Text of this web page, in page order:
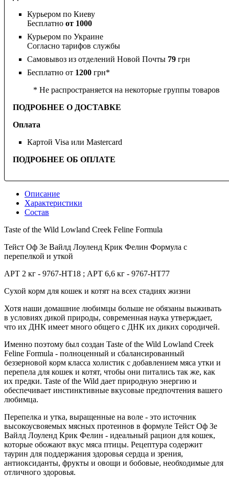
Курьером по Киеву
Бесплатно от 1000
Курьером по Украине
Согласно тарифов службы
Самовывоз из отделений Новой Почты 79 грн
Бесплатно от 1200 грн*
* Не распространяется на некоторые группы товаров
ПОДРОБНЕЕ О ДОСТАВКЕ
Оплата
Картой Visa или Mastercard
ПОДРОБНЕЕ ОБ ОПЛАТЕ
Описание
Характеристики
Состав
Taste of the Wild Lowland Creek Feline Formula
Тейст Оф Зе Вайлд Лоуленд Крик Фелин Формула с
перепелкой и уткой
АРТ 2 кг - 9767-HT18 ; АРТ 6,6 кг - 9767-HT77
Сухой корм для кошек и котят на всех стадиях жизни
Хотя наши домашние любимцы больше не обязаны выживать
в условиях дикой природы, современная наука утверждает,
что их ДНК имеет много общего с ДНК их диких сородичей.
Именно поэтому был создан Taste of the Wild Lowland Creek
Feline Formula - полноценный и сбалансированный
беззерновой корм класса холистик с добавлением мяса утки и
перепела для кошек и котят, чтобы они питались так же, как
их предки. Taste of the Wild дает природную энергию и
обеспечивает инстинктивные вкусовые предпочтения вашего
любимца.
Перепелка и утка, выращенные на воле - это источник
высокоусвояемых мясных протеинов в формуле Тейст Оф Зе
Вайлд Лоуленд Крик Фелин - идеальный рацион для кошек,
которые обожают вкус мяса птицы. Рецептура содержит
таурин для поддержания здоровья сердца и зрения,
антиоксиданты, фрукты и овощи и бобовые, необходимые для
отличного здоровья.